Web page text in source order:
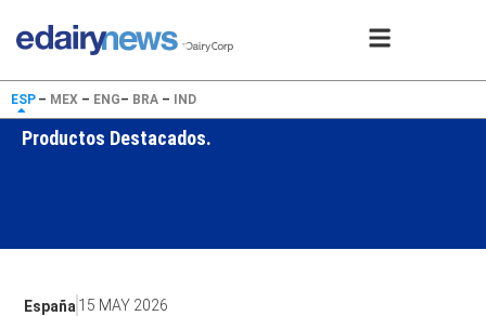
ESP– MEX – ENG– BRA – IND
Productos Destacados.
España 15 MAY 2026